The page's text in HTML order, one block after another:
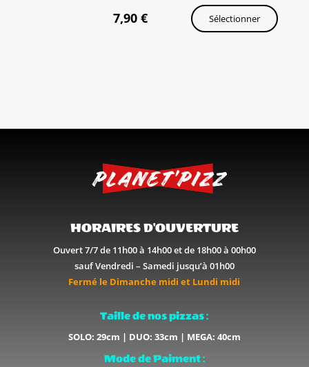
7,90 € Sélectionner
HORAIRES D'OUVERTURE
Ouvert 7/7 de 11h00 à 14h00 et de 18h00 à 00h00
sauf Vendredi – Samedi jusqu’à 01h00
Fermé le Dimanche midi et Lundi midi
Taille de nos pizzas :
SOLO: 29cm | DUO: 33cm | MEGA: 40cm
Mode de Paiment :